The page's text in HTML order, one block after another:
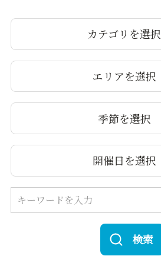
カテゴリを選択
エリアを選択
季節を選択
開催日を選択
検索